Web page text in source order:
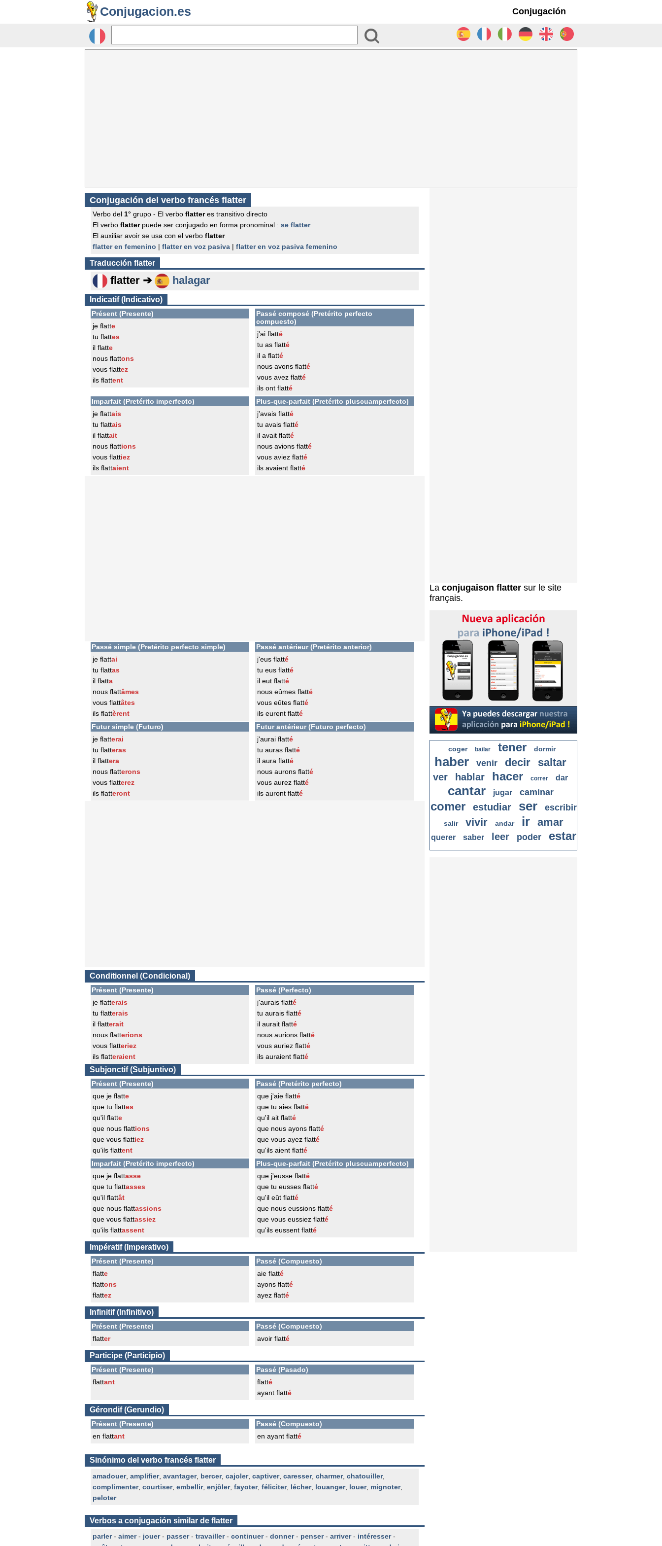
Conjugacion.es Conjugación
Conjugación del verbo francés flatter
Verbo del 1° grupo - El verbo flatteres transitivo directo
El verbo flatterpuede ser conjugado en forma pronominal : se flatter
El auxiliar avoir se usa con el verbo flatter
flatter en femenino | flatter en voz pasiva | flatter en voz pasiva femenino
Traducción flatter
flatter ➔ halagar
Indicatif (Indicativo)
Présent (Presente)
je flatte
tu flattes
il flatte
nous flattons
vous flattez
ils flattent
Passé composé (Pretérito perfecto
compuesto)
j'ai flatté
tu as flatté
il a flatté
nous avons flatté
vous avez flatté
ils ont flatté
Imparfait (Pretérito imperfecto)
je flattais
tu flattais
il flattait
nous flattions
vous flattiez
ils flattaient
Plus-que-parfait (Pretérito pluscuamperfecto)
j'avais flatté
tu avais flatté
il avait flatté
nous avions flatté
vous aviez flatté
ils avaient flatté
Passé simple (Pretérito perfecto simple)
je flattai
tu flattas
il flatta
nous flattâmes
vous flattâtes
ils flattèrent
Passé antérieur (Pretérito anterior)
j'eus flatté
tu eus flatté
il eut flatté
nous eûmes flatté
vous eûtes flatté
ils eurent flatté
Futur simple (Futuro)
je flatterai
tu flatteras
il flattera
nous flatterons
vous flatterez
ils flatteront
Futur antérieur (Futuro perfecto)
j'aurai flatté
tu auras flatté
il aura flatté
nous aurons flatté
vous aurez flatté
ils auront flatté
Conditionnel (Condicional)
Présent (Presente)
je flatterais
tu flatterais
il flatterait
nous flatterions
vous flatteriez
ils flatteraient
Passé (Perfecto)
j'aurais flatté
tu aurais flatté
il aurait flatté
nous aurions flatté
vous auriez flatté
ils auraient flatté
Subjonctif (Subjuntivo)
Présent (Presente)
que je flatte
que tu flattes
qu'il flatte
que nous flattions
que vous flattiez
qu'ils flattent
Passé (Pretérito perfecto)
que j'aie flatté
que tu aies flatté
qu'il ait flatté
que nous ayons flatté
que vous ayez flatté
qu'ils aient flatté
Imparfait (Pretérito imperfecto)
que je flattasse
que tu flattasses
qu'il flattât
que nous flattassions
que vous flattassiez
qu'ils flattassent
Plus-que-parfait (Pretérito pluscuamperfecto)
que j'eusse flatté
que tu eusses flatté
qu'il eût flatté
que nous eussions flatté
que vous eussiez flatté
qu'ils eussent flatté
Impératif (Imperativo)
Présent (Presente)
flatte
flattons
flattez
Passé (Compuesto)
aie flatté
ayons flatté
ayez flatté
Infinitif (Infinitivo)
Présent (Presente)
flatter
Passé (Compuesto)
avoir flatté
Participe (Participio)
Présent (Presente)
flattant
Passé (Pasado)
flatté
ayant flatté
Gérondif (Gerundio)
Présent (Presente)
en flattant
Passé (Compuesto)
en ayant flatté
Sinónimo del verbo francés flatter
amadouer, amplifier, avantager, bercer, cajoler, captiver, caresser, charmer, chatouiller,
complimenter, courtiser, embellir, enjôler, fayoter, féliciter, lécher, louanger, louer, mignoter,
peloter
Verbos a conjugación similar de flatter
parler- aimer- jouer- passer- travailler- continuer- donner- penser- arriver- intéresser-
La conjugaison flatter sur le site
français.
coger bailar tener dormir
haber venir decir saltar
ver hablar hacer correr dar
cantar jugar caminar
comer estudiar ser escribir
salir vivir andar ir amar
querer saber leer poder estar